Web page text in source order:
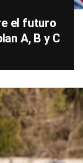
el futuro
A, B y C